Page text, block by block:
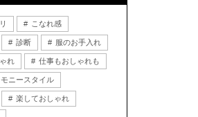
こなれ感
診断 服のお手入れ
れ 仕事もおしゃれも
ニースタイル
楽しておしゃれ